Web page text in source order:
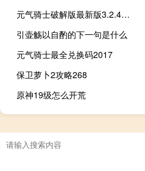
元气骑士破解版最新版3.2.4可联机内置修改器
引壶觞以自酌的下一句是什么
元气骑士最全兑换码2017
保卫萝卜2攻略268
原神19级怎么开荒